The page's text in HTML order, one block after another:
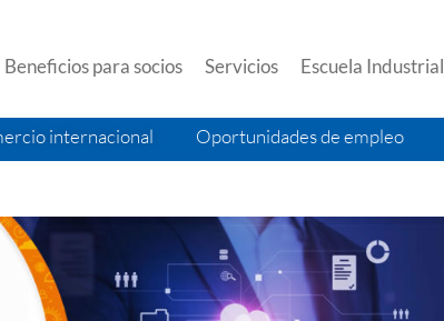
Beneficios para socios Servicios Escuela
internacional Oportunidades de empleo